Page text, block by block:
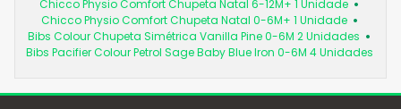
Chicco Physio Comfort Chupeta Natal 6-12M+ 1 Unidade
Chicco Physio Comfort Chupeta Natal 0-6M+ 1 Unidade
Bibs Colour Chupeta Simétrica Vanilla Pine 0-6M 2 Unidades
Bibs Pacifier Colour Petrol Sage Baby Blue Iron 0-6M 4 Unidades